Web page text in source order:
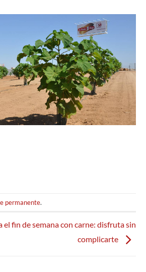
permanente.
el fin de semana con carne: disfruta sin
complicarte